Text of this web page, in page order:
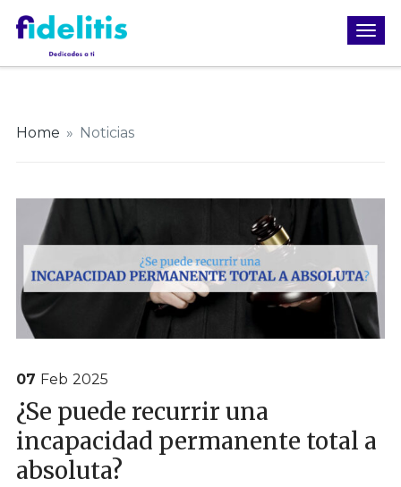
Home » Noticias
07 Feb 2025
¿Se puede recurrir una
incapacidad permanente total a
absoluta?